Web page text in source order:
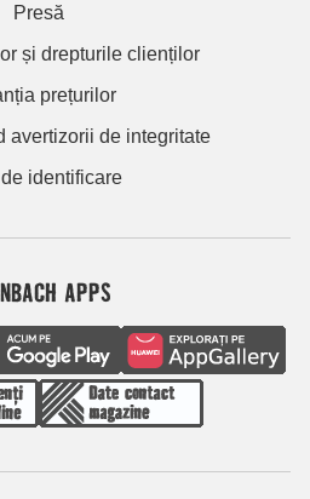
Presă
și drepturile clienților
prețurilor
avertizorii de integritate
identificare
APPS